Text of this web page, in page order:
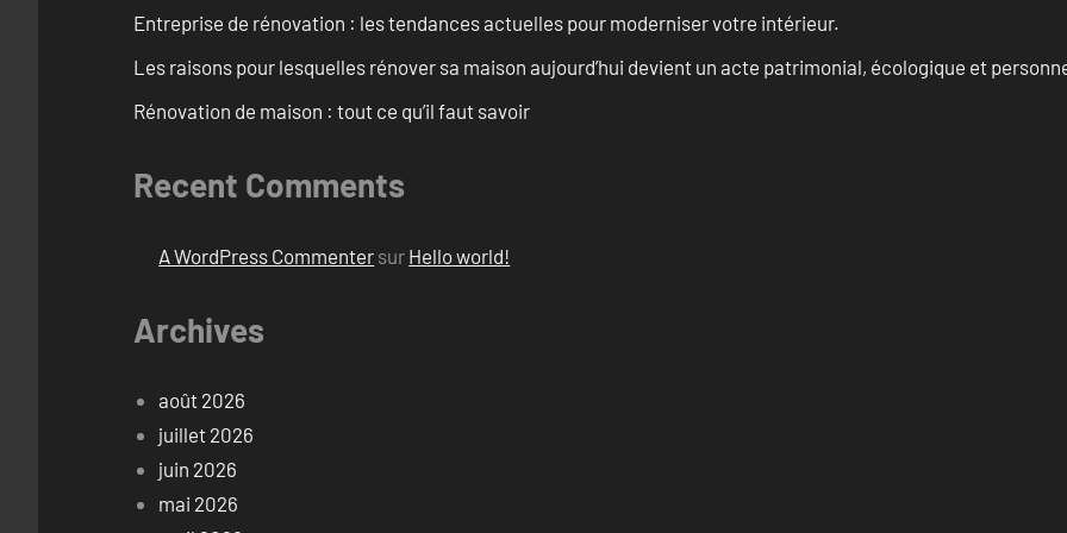
Entreprise de rénovation : les tendances actuelles pour moderniser votre intérieur.
Les raisons pour lesquelles rénover sa maison aujourd’hui devient un acte patrimonial, écologique et
Rénovation de maison : tout ce qu’il faut savoir
Recent Comments
A WordPress Commenter sur Hello world!
Archives
août 2026
juillet 2026
juin 2026
mai 2026